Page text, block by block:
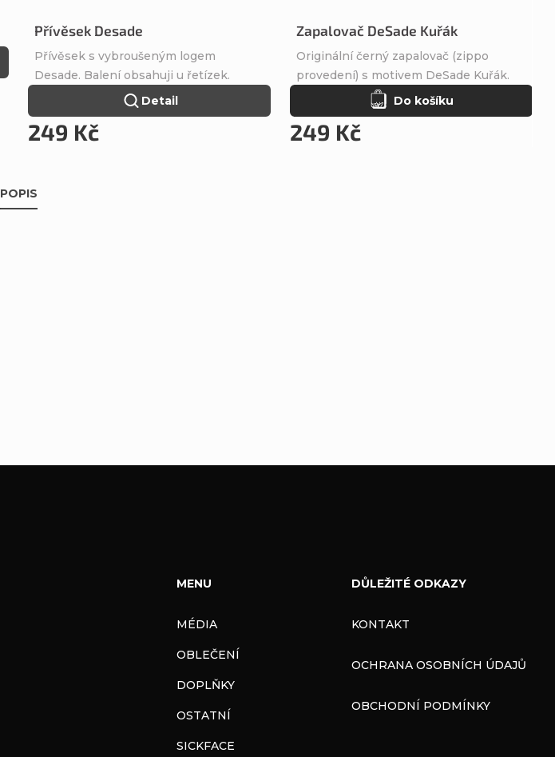
Přívěsek Desade
249 Kč
Detail
Přívěsek s vybroušeným logem
Desade. Balení obsahuji u řetízek.
Zapalovač DeSade Kuřák
249 Kč
Do košíku
Originální černý zapalovač (zippo
provedení) s motivem DeSade Kuřák.
POPIS
MENU
MÉDIA
OBLEČENÍ
DOPLŇKY
OSTATNÍ
SICKFACE
DŮLEŽITÉ ODKAZY
KONTAKT
OCHRANA OSOBNÍCH ÚDAJŮ
OBCHODNÍ PODMÍNKY